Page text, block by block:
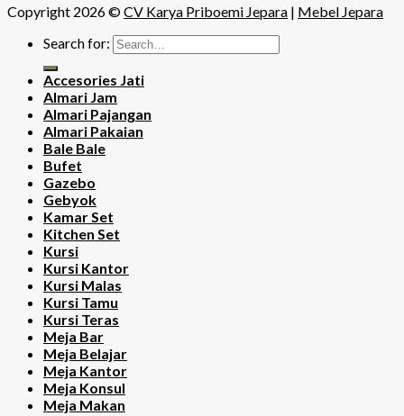
Copyright 2026 ©CV Karya Priboemi Jepara | Mebel Jepara
Search for:
Accesories Jati
Almari Jam
Almari Pajangan
Almari Pakaian
Bale Bale
Bufet
Gazebo
Gebyok
Kamar Set
Kitchen Set
Kursi
Kursi Kantor
Kursi Malas
Kursi Tamu
Kursi Teras
Meja Bar
Meja Belajar
Meja Kantor
Meja Konsul
Meja Makan